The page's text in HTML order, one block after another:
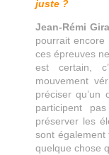
juste ?
Jean-Rémi
pourrait encore
ces épreuves
est certain,
mouvement
préciser qu’un
participent
préserver les
sont également
quelque chose